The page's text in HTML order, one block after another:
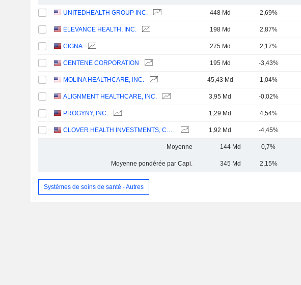
UNITEDHEALTH GROUP INC. 448 Md 2,69%
ELEVANCE HEALTH, INC. 198 Md 2,87%
CIGNA 275 Md 2,17%
CENTENE CORPORATION 195 Md -3,43%
MOLINA HEALTHCARE, INC. 45,43 Md 1,04%
ALIGNMENT HEALTHCARE, INC. 3,95 Md -0,02%
PROGYNY, INC. 1,29 Md 4,54%
CLOVER HEALTH INVESTMENTS, CORP. 1,92 Md -4,45%
Moyenne 144 Md 0,7%
Moyenne pondérée par Capi. 345 Md 2,15%
Systèmes de soins de santé - Autres